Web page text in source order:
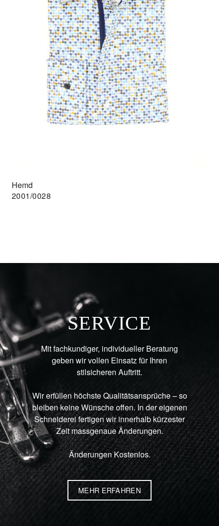
Hemd
2001/0028
SERVICE
Mit fachkundiger, individueller Beratung
geben wir vollen Einsatz für Ihren
stilsicheren Auftritt.
Wir erfüllen höchste Qualitätsansprüche – so
bleiben keine Wünsche offen. In der eigenen
Schneiderei fertigen wir innerhalb kürzester
Zeit massgenaue Änderungen.
Änderungen Kostenlos.
MEHR ERFAHREN